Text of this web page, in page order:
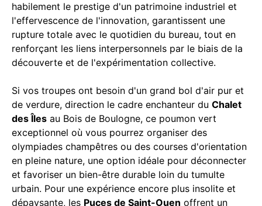
habilement le prestige d'un patrimoine industriel et
l'effervescence de l'innovation, garantissent une
rupture totale avec le quotidien du bureau, tout en
renforçant les liens interpersonnels par le biais de la
découverte et de l'expérimentation collective.
Si vos troupes ont besoin d'un grand bol d'air pur et
de verdure, direction le cadre enchanteur du Chalet
des Îles au Bois de Boulogne, ce poumon vert
exceptionnel où vous pourrez organiser des
olympiades champêtres ou des courses d'orientation
en pleine nature, une option idéale pour déconnecter
et favoriser un bien-être durable loin du tumulte
urbain. Pour une expérience encore plus insolite et
dépaysante, les Puces de Saint-Ouen offrent un